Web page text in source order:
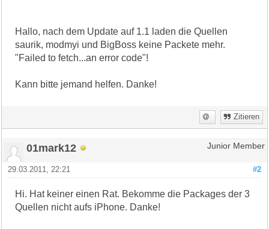
Hallo, nach dem Update auf 1.1 laden die Quellen
saurik, modmyi und BigBoss keine Packete mehr.
"Failed to fetch...an error code"!
Kann bitte jemand helfen. Danke!
Zitieren
01mark12 Junior Member
#2
29.03.2011, 22:21
Hi. Hat keiner einen Rat. Bekomme die Packages der 3
Quellen nicht aufs iPhone. Danke!